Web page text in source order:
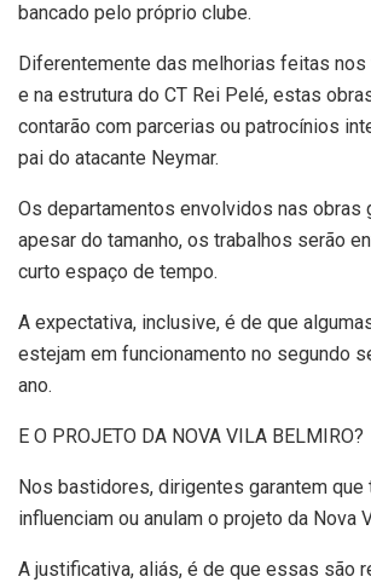
bancado pelo próprio clube.
Diferentemente das melhorias feitas
e na estrutura do CT Rei Pelé, estas
contarão com parcerias ou patrocínios
pai do atacante Neymar.
Os departamentos envolvidos nas obras
apesar do tamanho, os trabalhos serão
curto espaço de tempo.
A expectativa, inclusive, é de que
estejam em funcionamento no segundo
ano.
E O PROJETO DA NOVA VILA BELMIRO?
Nos bastidores, dirigentes garantem
influenciam ou anulam o projeto da Nova
A justificativa, aliás, é de que essas são